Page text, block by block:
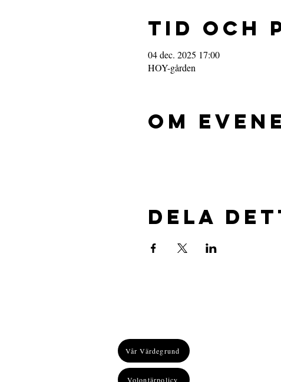
Tid och
04 dec. 2025 17:00
HOY-gården
Om
Dela
Vår Värdegrund
Volontärpolicy